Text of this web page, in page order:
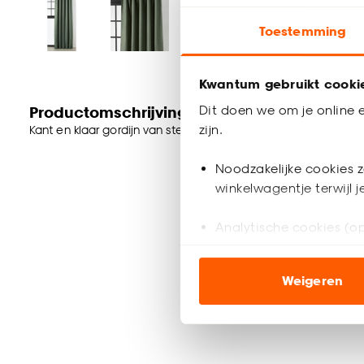
Toestemming
Kwantum gebruikt
Dit doen we om je online
zijn.
Noodzakelijke cookies
winkelwagentje terwijl
Analytische cookies
ook buiten de
Klik op ‘Ja, alles
noodzakelijke cookies
Weigeren
Productomschrijving
Kant en klaar gordijn van stevige groene stof. Soepelvallend